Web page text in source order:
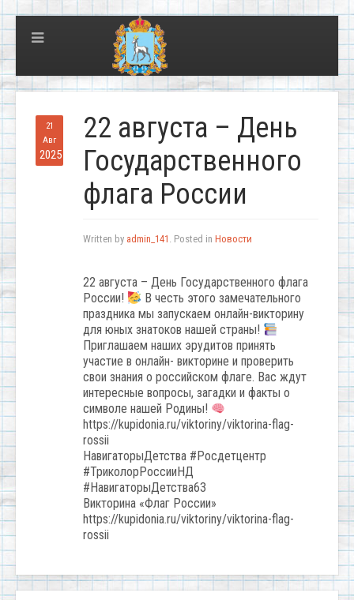
21
Авг
2025
22 августа – День
Государственного
флага России
Written by admin_141 . Posted in Новости
22 августа – День Государственного флага
России!
В честь этого замечательного
праздника мы запускаем онлайн-викторину
для юных знатоков нашей страны!
Приглашаем наших эрудитов принять
участие в онлайн- викторине и проверить
свои знания о российском флаге. Вас ждут
интересные вопросы, загадки и факты о
символе нашей Родины!
https://kupidonia.ru/viktoriny/viktorina-flag-
rossii
НавигаторыДетства #Росдетцентр
#ТриколорРоссииНД
#НавигаторыДетства63
Викторина «Флаг России»
https://kupidonia.ru/viktoriny/viktorina-flag-
rossii